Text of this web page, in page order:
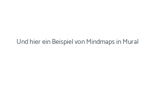
Und hier ein Beispiel von Mindmaps in Mural